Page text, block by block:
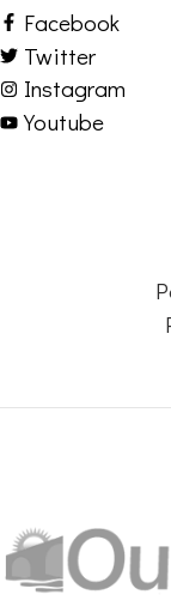
Facebook
Twitter
Instagram
Youtube